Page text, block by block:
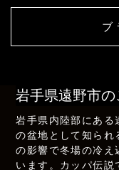
ブ
岩手県遠野市の
岩手県内陸部にある
の盆地として知られ
の影響で冬場の冷え
います。カッパ伝説